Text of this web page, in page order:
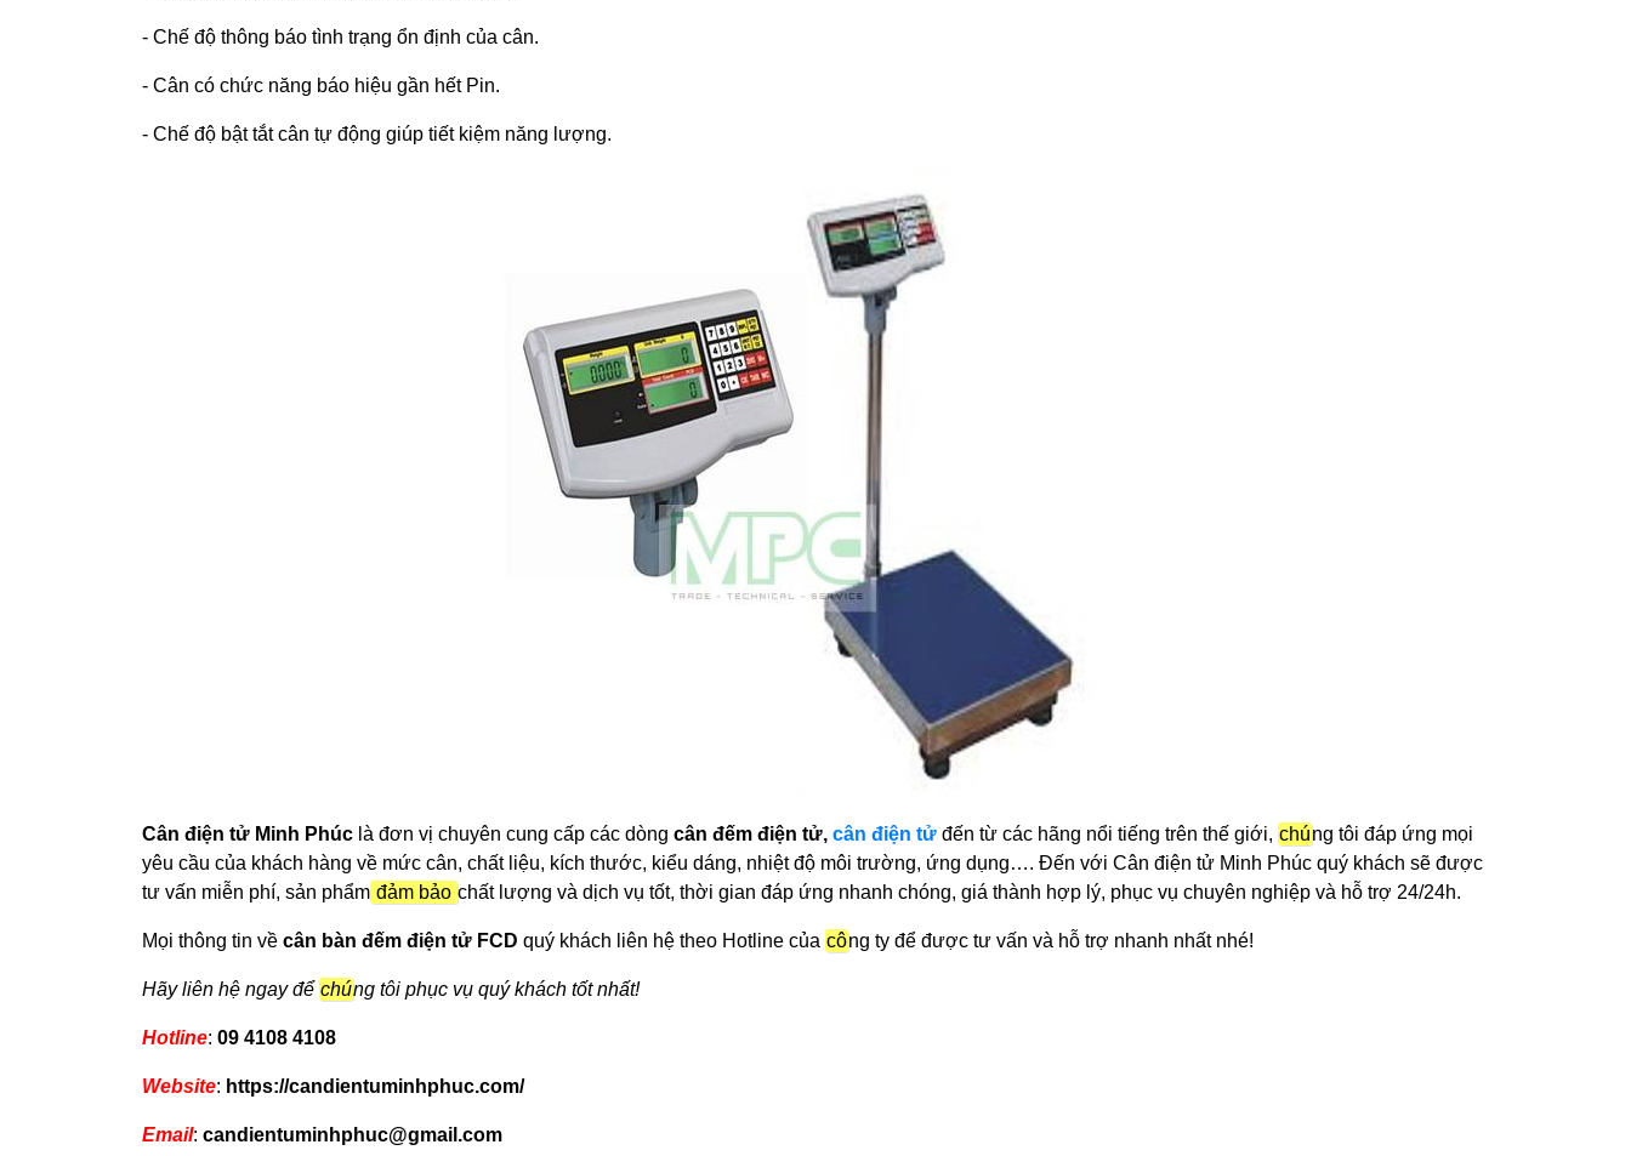
- Chế độ thông báo tình trạng ổn định của cân.
- Cân có chức năng báo hiệu gần hết Pin.
- Chế độ bật tắt cân tự động giúp tiết kiệm năng lượng.
Cân điện tử Minh Phúc là đơn vị chuyên cung cấp các dòng cân đếm điện tử, cân điện tử đến từ các hãng nổi tiếng trên thế giới, chúng tôi đáp ứng mọi
yêu cầu của khách hàng về mức cân, chất liệu, kích thước, kiểu dáng, nhiệt độ môi trường, ứng dụng…. Đến với Cân điện tử Minh Phúc quý khách sẽ được
tư vấn miễn phí, sản phẩm đảm bảo chất lượng và dịch vụ tốt, thời gian đáp ứng nhanh chóng, giá thành hợp lý, phục vụ chuyên nghiệp và hỗ trợ 24/24h.
Mọi thông tin về cân bàn đếm điện tử FCD quý khách liên hệ theo Hotline của công ty để được tư vấn và hỗ trợ nhanh nhất nhé!
Hãy liên hệ ngay để chúng tôi phục vụ quý khách tốt nhất!
Hotline: 09 4108 4108
Website: https://candientuminhphuc.com/
Email: candientuminhphuc@gmail.com